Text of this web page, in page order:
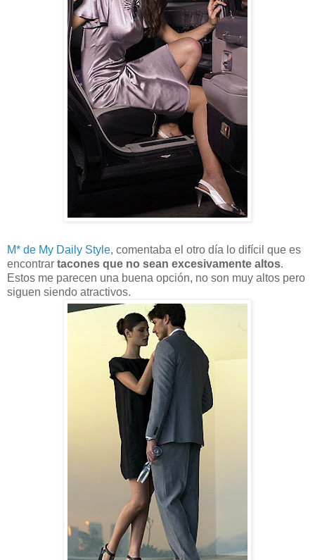
M* de My Daily Style, comentaba el otro día lo difícil que es
encontrar tacones que no sean excesivamente altos.
Estos me parecen una buena opción, no son muy altos pero
siguen siendo atractivos.